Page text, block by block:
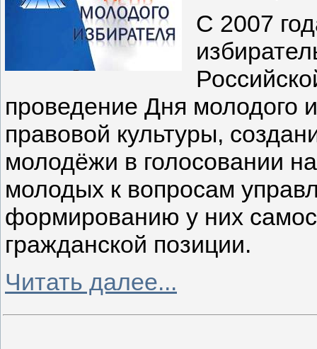
С 2007
проведение Дня молодого
правовой культуры,
молодёжи в голосовании
молодых к вопросам
формированию у них
гражданской позиции.
Читать далее...